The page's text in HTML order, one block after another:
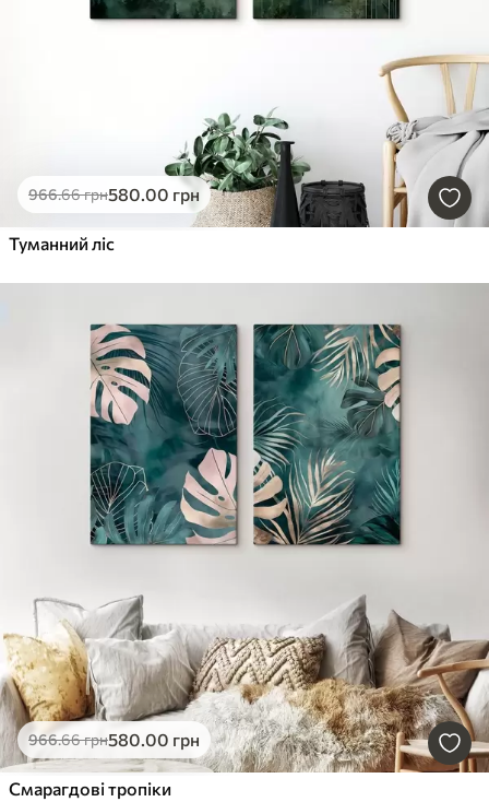
966.66грн580.00 грн
Туманний ліс
966.66грн580.00 грн
Смарагдові тропіки